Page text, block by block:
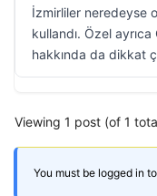
İzmirliler neredeyse
kullandı. Özel
hakkında da dikkat
Viewing 1 post (of 1
You must be logged in